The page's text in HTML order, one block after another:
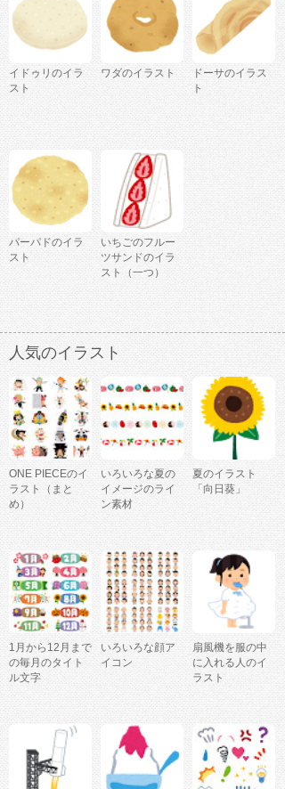
イドゥリのイラ
スト
ワダのイラスト
ドーサのイラス
ト
パーパドのイラ
スト
いちごのフルー
ツサンドのイラ
スト（一つ）
人気のイラスト
ONE PIECEのイ
ラスト（まと
め）
いろいろな夏の
イメージのライ
ン素材
夏のイラスト
「向日葵」
1月から12月まで
の毎月のタイト
ル文字
いろいろな顔ア
イコン
扇風機を服の中
に入れる人のイ
ラスト